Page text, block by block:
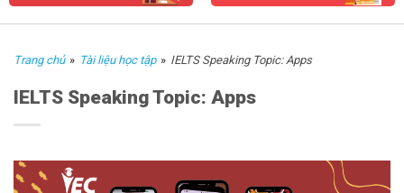
Trang chủ » Tài liệu học tập » IELTS Speaking Topic: Apps
IELTS Speaking Topic: Apps